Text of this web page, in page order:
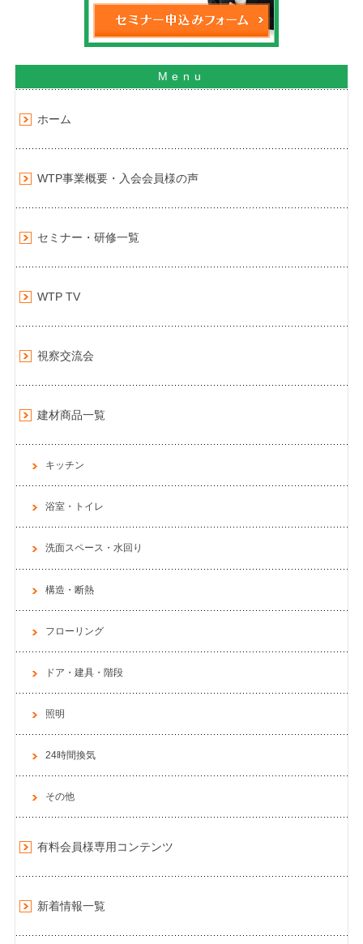
ホーム
WTP事業概要・入会会員様の声
セミナー・研修一覧
WTP TV
視察交流会
建材商品一覧
キッチン
浴室・トイレ
洗面スペース・水回り
構造・断熱
フローリング
ドア・建具・階段
照明
24時間換気
その他
有料会員様専用コンテンツ
新着情報一覧